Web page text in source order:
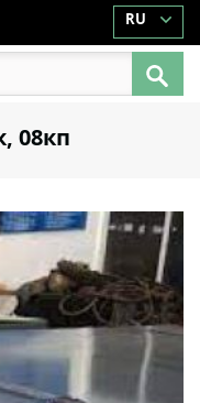
RU
08кп